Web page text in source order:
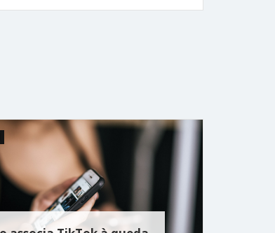
Unidos durante o outono e o inverno
semanal de morbilidade e
(MMWR) do CDC, decisão que